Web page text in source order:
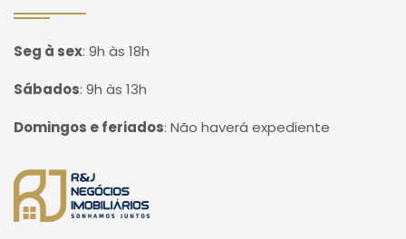
Seg à sex: 9h às 18h
Sábados: 9h às 13h
Domingos e feriados: Não haverá expediente
Página inicial